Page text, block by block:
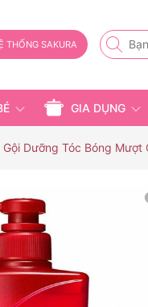
THỐNG SAKURA
GIA DỤNG
Gội Dưỡng Tóc Bóng